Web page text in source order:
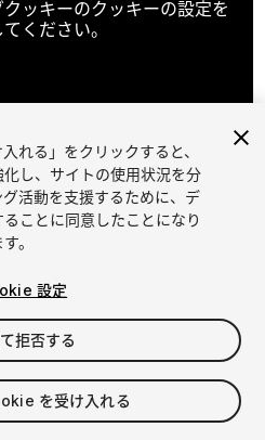
ッキーのクッキーの設定を
ください。
1/ 24
れる」をクリックすると、
し、サイトの使用状況を分
活動を支援するために、デ
ことに同意したことになり
。
設定
拒否する
を受け入れる